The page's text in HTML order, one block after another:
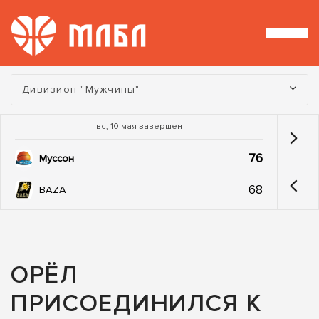
Турнир:
Дивизион "Мужчины"
вс, 10 мая завершен
Муссон 76
BAZA 68
ОРЁЛ
ПРИСОЕДИНИЛСЯ К